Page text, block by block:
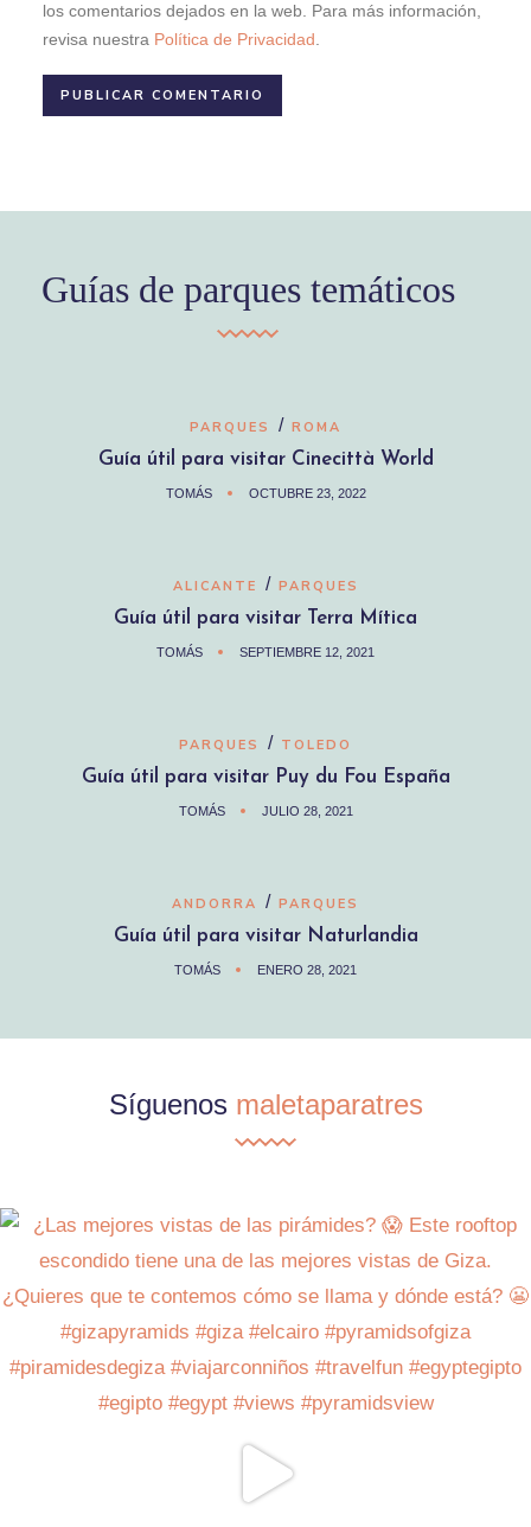
los comentarios dejados en la web. Para más información,
revisa nuestra Política de Privacidad .
Guías de parques temáticos
PARQUES / ROMA
Guía útil para visitar Cinecittà World
TOMÁS OCTUBRE 23, 2022
ALICANTE / PARQUES
Guía útil para visitar Terra Mítica
TOMÁS SEPTIEMBRE 12, 2021
PARQUES / TOLEDO
Guía útil para visitar Puy du Fou España
TOMÁS JULIO 28, 2021
ANDORRA / PARQUES
Guía útil para visitar Naturlandia
TOMÁS ENERO 28, 2021
Síguenos maletaparatres